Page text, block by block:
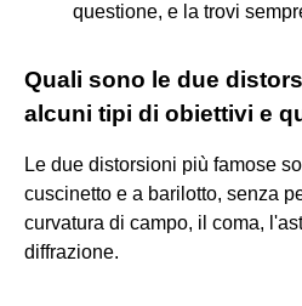
questione, e la trovi
Quali sono le due
alcuni tipi di obiettivi e
Le due distorsioni più famose
cuscinetto e a barilotto, senza
curvatura di campo, il coma,
diffrazione.